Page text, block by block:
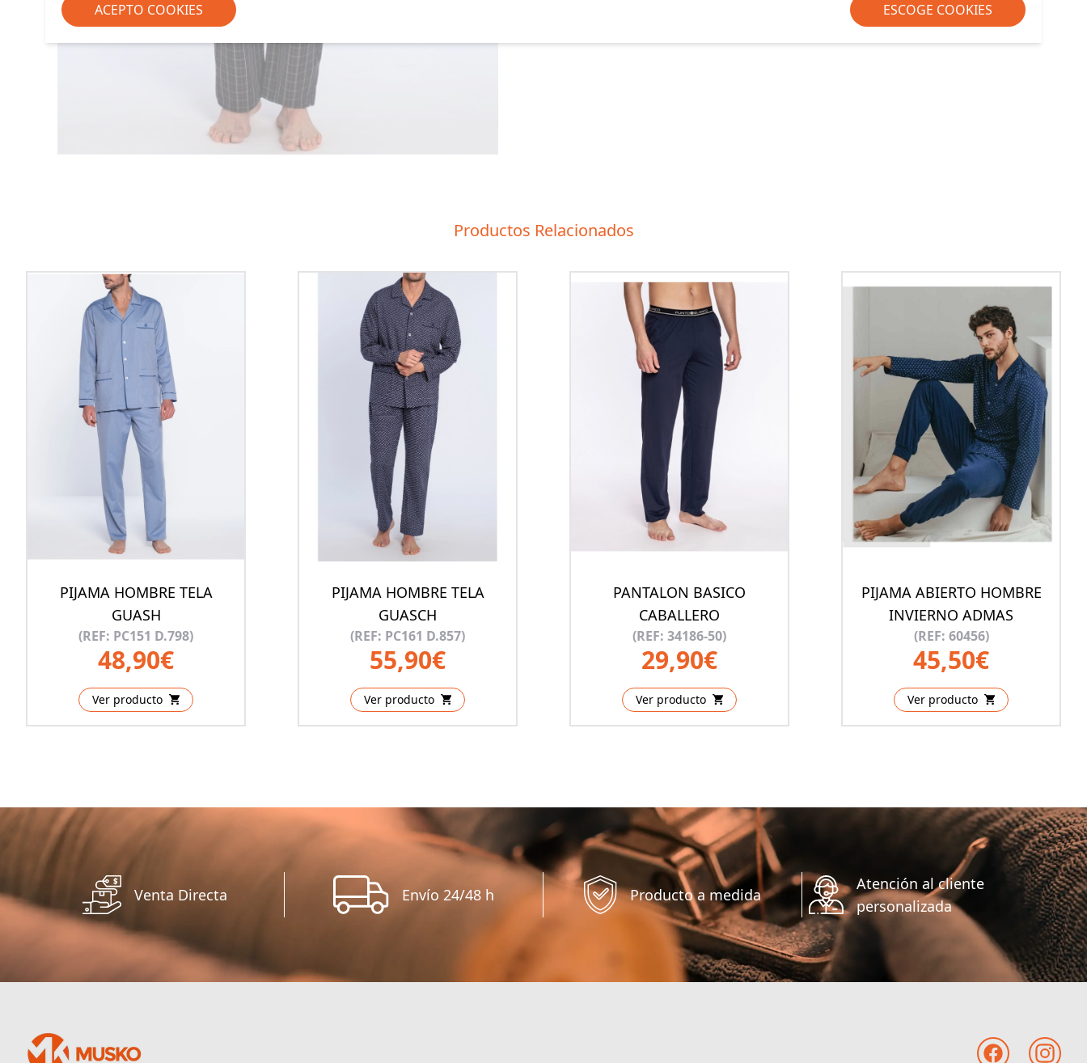
Productos Relacionados
PIJAMA HOMBRE TELA
GUASH
(REF: PC151 D.798)
48,90€
Ver producto
PIJAMA HOMBRE TELA
GUASCH
(REF: PC161 D.857)
55,90€
Ver producto
PANTALON BASICO
CABALLERO
(REF: 34186-50)
29,90€
Ver producto
PIJAMA ABIERTO HOMBRE
INVIERNO ADMAS
(REF: 60456)
45,50€
Ver producto
Venta Directa Envío 24/48 h Producto a medida
Atención al cliente
personalizada
ACEPTO COOKIES ESCOGE COOKIES